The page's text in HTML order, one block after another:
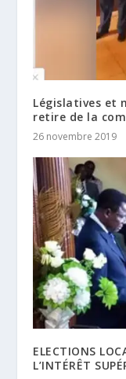
Législatives et
retire de la
26 novembre 2019
ELECTIONS
L’INTÉRÊT